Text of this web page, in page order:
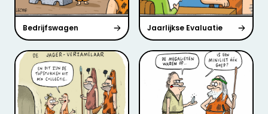
Bedrijfswagen Jaarlijkse Evaluatie